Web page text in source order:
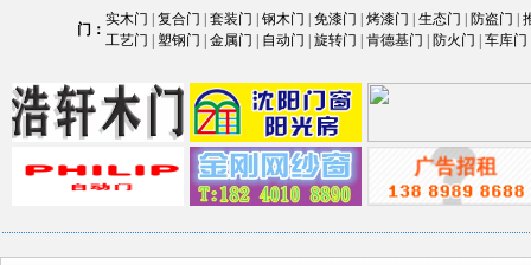
门 ：
实木门 复合门 套装门 钢木门 免漆门 烤漆门 生态门 防盗门
工艺门
塑钢门 金属门 自动门 旋转门 肯德基门 防火门 车库门